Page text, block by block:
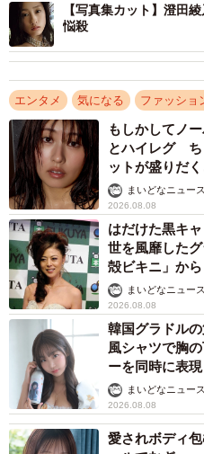
ワー数1002万人を超える
Her lip toは、新しいライフス
【写真集カット】澄田
悩殺
エンタメ 気になる ファッショ
もしかしてノ
とハイレグ ち
ットが盛りだ
い」まいどなニュー
2026.08.08
はだけた黒キ
世を風靡した
殻ビキニ」か
まいどなニュー
2026.08.08
韓国グラドル
風シャツで胸
ーを同時に表現
まいどなニュー
2026.08.08
愛されボディ